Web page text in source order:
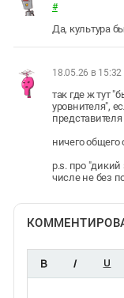
#
Да, культура
18.05.26 в 15:32
так где ж тут
уровнителя",
ничего
p.s. про
числе не без